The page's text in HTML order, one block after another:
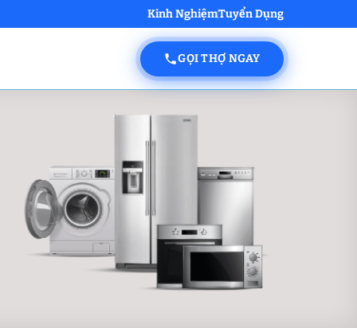
Kinh NghiệmTuyển Dụng
GỌI THỢ NGAY